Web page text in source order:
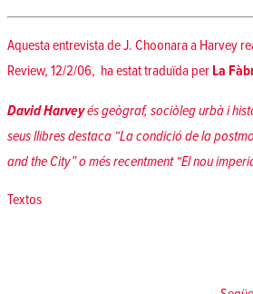
Aquesta entrevista de J. Choonara a Harvey
Review, 12/2/06, ha estat traduïda per La
David Harveyés geògraf, sociòleg urbà i
seus llibres destaca “La condició de la
and the City” o més recentment “El nou
Posted in
Textos